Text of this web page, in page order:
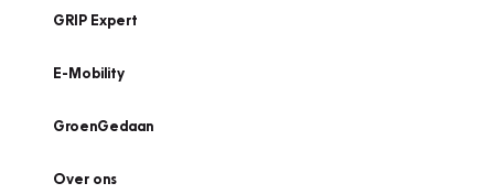
GRIP Expert
E-Mobility
GroenGedaan
Over ons